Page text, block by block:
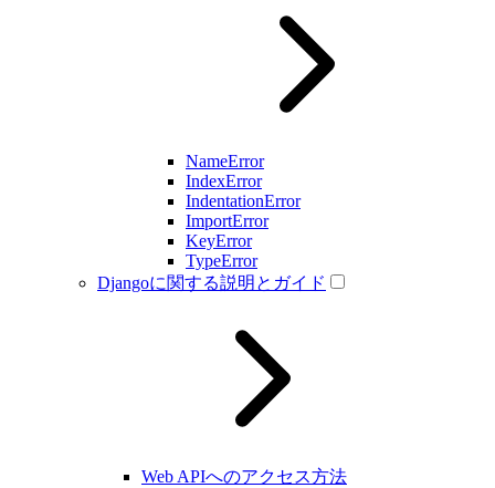
NameError
IndexError
IndentationError
ImportError
KeyError
TypeError
Djangoに関する説明とガイド
Web APIへのアクセス方法